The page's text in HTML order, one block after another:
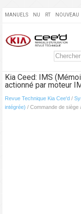
MANUELS NU RT NOUVEAU
Kia Ceed: IMS
actionné par moteur
Revue Technique Kia Cee'd /
intégrée) / Commande de siège